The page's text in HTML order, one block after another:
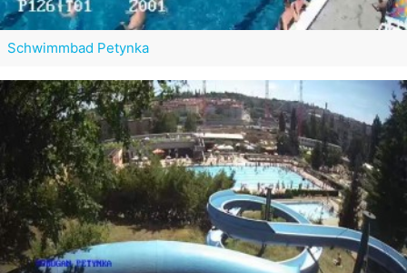
Schwimmbad Petynka